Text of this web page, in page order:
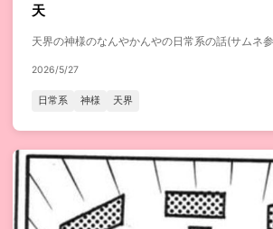
天
天界の神様のなんやかんやの日常系の話(サムネ
2026/5/27
日常系 神様 天界